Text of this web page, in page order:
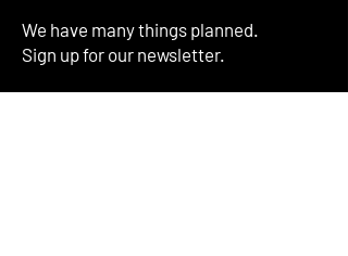
We have many things planned.
Sign up for our newsletter.